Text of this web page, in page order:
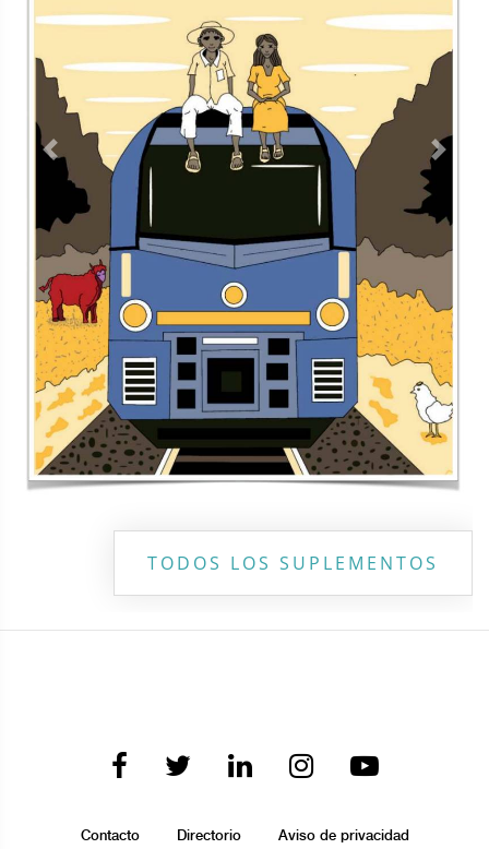
Contacto Directorio Aviso de privacidad
Copyright ©2026 Todos los derechos reservados | La Jornada
Maya